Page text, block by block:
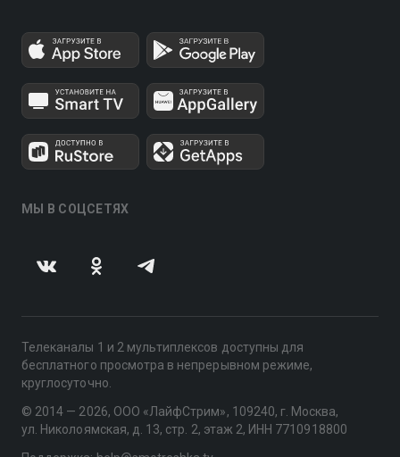
МЫ В СОЦСЕТЯХ
Телеканалы 1 и 2 мультиплексов доступны для
бесплатного просмотра в непрерывном режиме,
круглосуточно.
© 2014 — 2026, ООО «ЛайфСтрим», 109240, г. Москва,
ул. Николоямская, д. 13, стр. 2, этаж 2, ИНН 7710918800